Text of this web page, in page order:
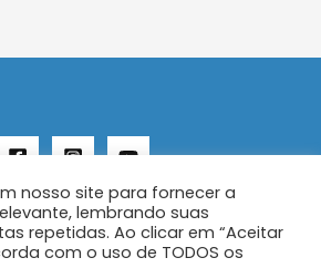
© 2026 AENFER
nosso site para fornecer a
lembrando suas
repetidas. Ao clicar em “Aceitar
com o uso de TODOS os